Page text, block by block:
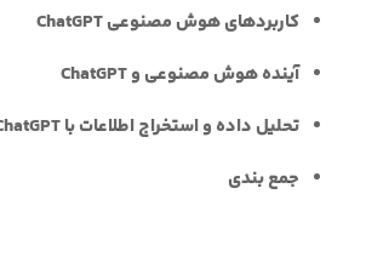
کاربردهای هوش مصنوعی ChatGPT
آینده هوش مصنوعی و ChatGPT
تحلیل داده و استخراج اطلاعات با ChatGPT
جمع بندی